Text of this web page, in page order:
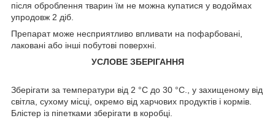
після оброблення тварин їм не можна купатися у водоймах
упродовж 2 діб.
Препарат може несприятливо впливати на пофарбовані,
лаковані або інші побутові поверхні.
УСЛОВЕ ЗБЕРІГАННЯ
Зберігати за температури від 2 °C до 30 °C., у захищеному від
світла, сухому місці, окремо від харчових продуктів і кормів.
Блістер із піпетками зберігати в коробці.